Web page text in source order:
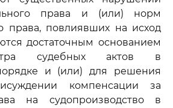
права и (или) норм
права, повлиявших на исход
достаточным основанием
судебных актов в
и (или) для решения
компенсации за
на судопроизводство в